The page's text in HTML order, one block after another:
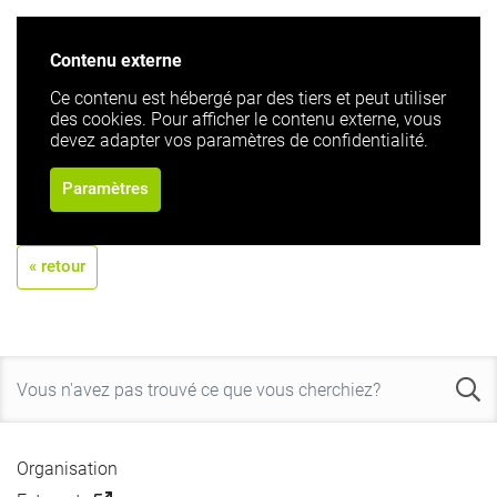
Contenu externe
Ce contenu est hébergé par des tiers et peut utiliser
des cookies. Pour afficher le contenu externe, vous
devez adapter vos paramètres de confidentialité.
Paramètres
« retour
Organisation